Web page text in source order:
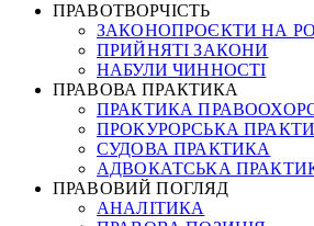
ПРАВОТВОРЧІСТЬ
ЗАКОНОПРОЄКТИ НА
ПРИЙНЯТІ ЗАКОНИ
НАБУЛИ ЧИННОСТІ
ПРАВОВА ПРАКТИКА
ПРАКТИКА
ПРОКУРОРСЬКА
СУДОВА ПРАКТИКА
АДВОКАТСЬКА
ПРАВОВИЙ ПОГЛЯД
АНАЛІТИКА